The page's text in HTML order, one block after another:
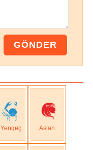
Yengeç Aslan